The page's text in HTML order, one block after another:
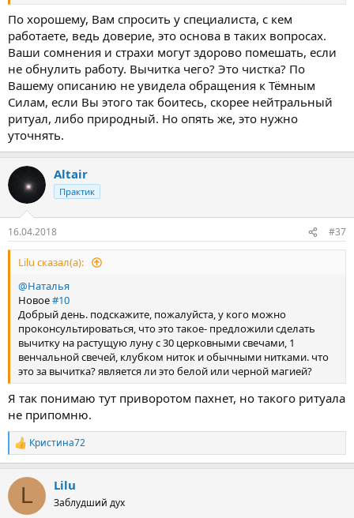
По хорошему, Вам спросить у специалиста, с кем
работаете, ведь доверие, это основа в таких вопросах.
Ваши сомнения и страхи могут здорово помешать, если
не обнулить работу. Вычитка чего? Это чистка? По
Вашему описанию не увидела обращения к Тёмным
Силам, если Вы этого так боитесь, скорее нейтральный
ритуал, либо природный. Но опять же, это нужно
уточнять.
Altair
Практик
16.04.2018 #37
Lilu сказал(а):
@Наталья
Новое#10
Добрый день. подскажите, пожалуйста, у кого можно
проконсультироваться, что это такое- предложили сделать
вычитку на растущую луну с 30 церковными свечами, 1
венчальной свечей, клубком ниток и обычными нитками. что
это за вычитка? является ли это белой или черной магией?
Я так понимаю тут приворотом пахнет, но такого ритуала
не припомню.
Р
е
к
и
Кристина72
L Lilu
Заблудший дух